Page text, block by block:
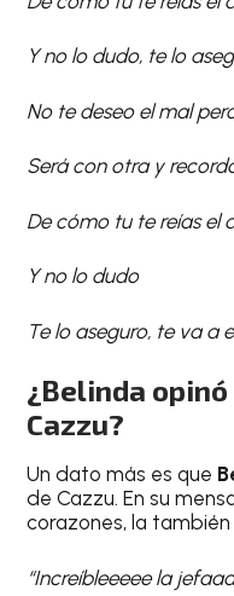
Y no lo dudo, te lo
No te deseo el mal
Será con otra y
De cómo tu te reías el
Y no lo dudo
Te lo aseguro, te va a
¿Belinda
Cazzu?
Un dato más es que
de Cazzu. En su
corazones, la
“Increíbleeeee la